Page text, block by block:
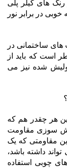
رنگ های کیلر پلی
در برابر نور
های ساختمانی در
است که باید از
شده نیز می
هر چقدر هم که
سوزی مقاومت
مقاومتی که یک
داشته باشد،
چوبی استفاده